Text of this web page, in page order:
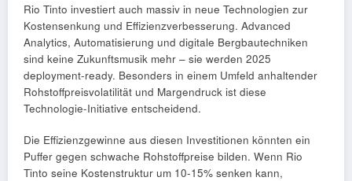
Rio Tinto investiert auch massiv in neue Technologien zur
Kostensenkung und Effizienzverbesserung. Advanced
Analytics, Automatisierung und digitale Bergbautechniken
sind keine Zukunftsmusik mehr – sie werden 2025
deployment-ready. Besonders in einem Umfeld anhaltender
Rohstoffpreisvolatilität und Margendruck ist diese
Technologie-Initiative entscheidend.
Die Effizienzgewinne aus diesen Investitionen könnten ein
Puffer gegen schwache Rohstoffpreise bilden. Wenn Rio
Tinto seine Kostenstruktur um 10-15% senken kann,